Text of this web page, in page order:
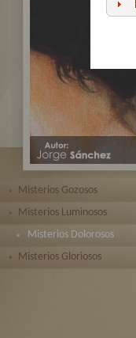
Misterios Gozosos
Misterios Luminosos
Misterios Dolorosos
Misterios Gloriosos